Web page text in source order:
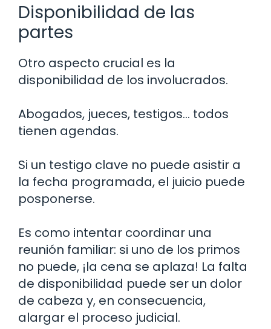
Disponibilidad de las
partes
Otro aspecto crucial es la
disponibilidad de los involucrados.
Abogados, jueces, testigos… todos
tienen agendas.
Si un testigo clave no puede asistir a
la fecha programada, el juicio puede
posponerse.
Es como intentar coordinar una
reunión familiar: si uno de los primos
no puede, ¡la cena se aplaza! La falta
de disponibilidad puede ser un dolor
de cabeza y, en consecuencia,
alargar el proceso judicial.